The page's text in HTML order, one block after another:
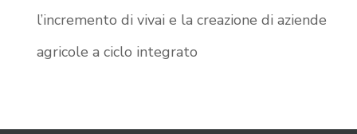
l’incremento di vivai e la creazione di aziende
agricole a ciclo integrato